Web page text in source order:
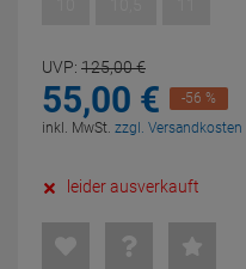
UVP: 125,00€
55,00 €
-56 %
inkl. MwSt. zzgl. Versandkosten
leider ausverkauft